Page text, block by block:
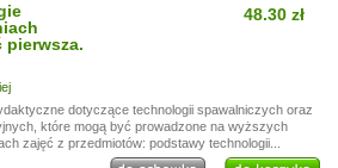
pierwsza.
48.30 zł
dotyczące technologii spawalniczych oraz
które mogą być prowadzone na wyższych
zajęć z przedmiotów: podstawy technologii...